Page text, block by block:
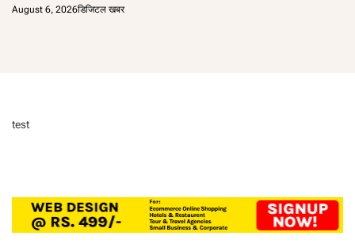
August 6, 2026डिजिटल खबर
test